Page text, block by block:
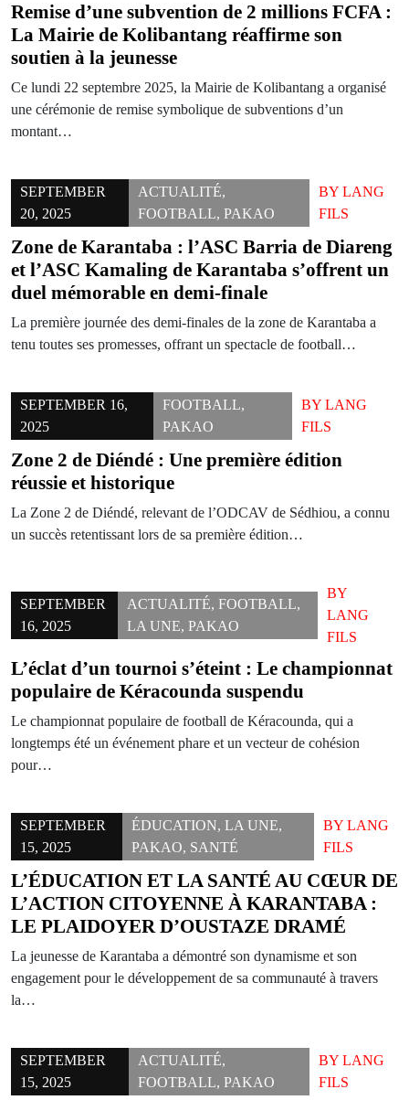
Remise d’une subvention de 2 millions FCFA :
La Mairie de Kolibantang réaffirme son
soutien à la jeunesse
Ce lundi 22 septembre 2025, la Mairie de Kolibantang a organisé
une cérémonie de remise symbolique de subventions d’un
montant…
SEPTEMBER
20, 2025
ACTUALITÉ,
FOOTBALL,PAKAO
BY LANG
FILS
Zone de Karantaba : l’ASC Barria de Diareng
et l’ASC Kamaling de Karantaba s’offrent un
duel mémorable en demi-finale
La première journée des demi-finales de la zone de Karantaba a
tenu toutes ses promesses, offrant un spectacle de football…
SEPTEMBER 16,
2025
FOOTBALL,
PAKAO
BY LANG
FILS
Zone 2 de Diéndé : Une première édition
réussie et historique
La Zone 2 de Diéndé, relevant de l’ODCAV de Sédhiou, a connu
un succès retentissant lors de sa première édition…
SEPTEMBER
16, 2025
ACTUALITÉ, FOOTBALL,
LA UNE, PAKAO
BY
LANG
FILS
L’éclat d’un tournoi s’éteint : Le championnat
populaire de Kéracounda suspendu
Le championnat populaire de football de Kéracounda, qui a
longtemps été un événement phare et un vecteur de cohésion
pour…
SEPTEMBER
15, 2025
ÉDUCATION,LA UNE,
PAKAO, SANTÉ
BY LANG
FILS
L’ÉDUCATION ET LA SANTÉ AU CŒUR DE
L’ACTION CITOYENNE À KARANTABA :
LE PLAIDOYER D’OUSTAZE DRAMÉ
La jeunesse de Karantaba a démontré son dynamisme et son
engagement pour le développement de sa communauté à travers
la…
SEPTEMBER
15, 2025
ACTUALITÉ,
FOOTBALL,PAKAO
BY LANG
FILS